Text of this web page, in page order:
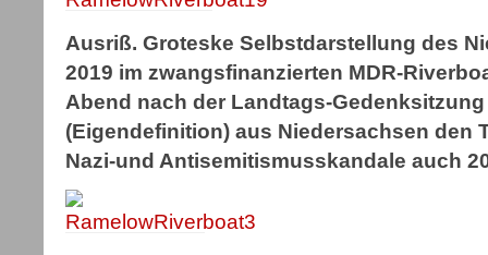
Ausriß. Groteske Selbstdarstellung des
2019 im zwangsfinanzierten MDR-
Abend nach der Landtags-Gedenksitzung
(Eigendefinition) aus Niedersachsen den
Nazi-und Antisemitismusskandale auch